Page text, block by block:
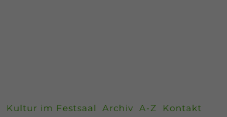
Kultur im Festsaal Archiv A-Z Kontakt